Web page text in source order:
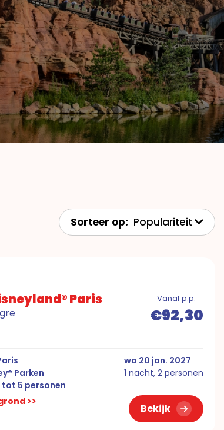
Sorteer op: Populariteit
Paris Vanaf p.p.
€92,30
Parken
5 personen
wo 20 jan. 2027
1 nacht, 2 personen
>>
Bekijk